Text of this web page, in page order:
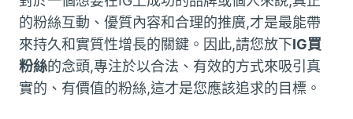
的粉絲互動、優質內容和合理的推廣,才是最能帶
來持久和實質性增長的關鍵。因此,請您放下IG買
粉絲的念頭,專注於以合法、有效的方式來吸引真
實的、有價值的粉絲,這才是您應該追求的目標。